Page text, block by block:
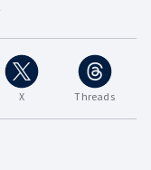
X Threads